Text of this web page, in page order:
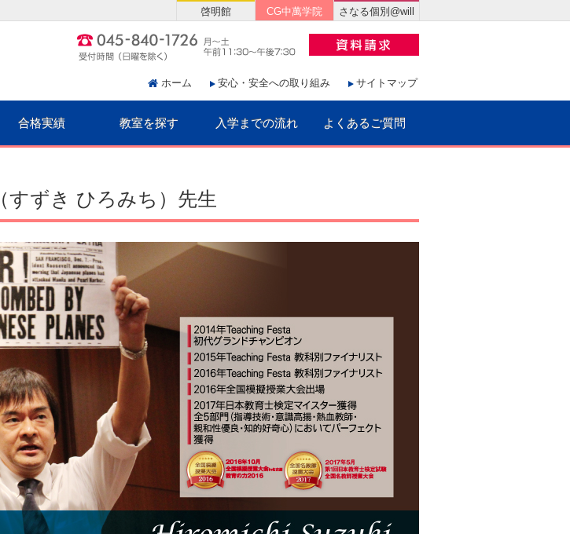
ホーム 安心・安全への取り組み サイトマップ
合格実績 教室を探す 入学までの流れ よくあるご質問
啓明館 CG中萬学院 さなる個別@will
（すずき ひろみち）先生